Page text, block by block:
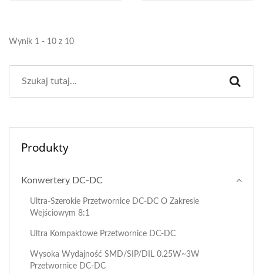
Wynik 1 - 10 z 10
Produkty
Konwertery DC-DC
Ultra-Szerokie Przetwornice DC-DC O Zakresie
Wejściowym 8:1
Ultra Kompaktowe Przetwornice DC-DC
Wysoka Wydajność SMD/SIP/DIL 0.25W~3W
Przetwornice DC-DC